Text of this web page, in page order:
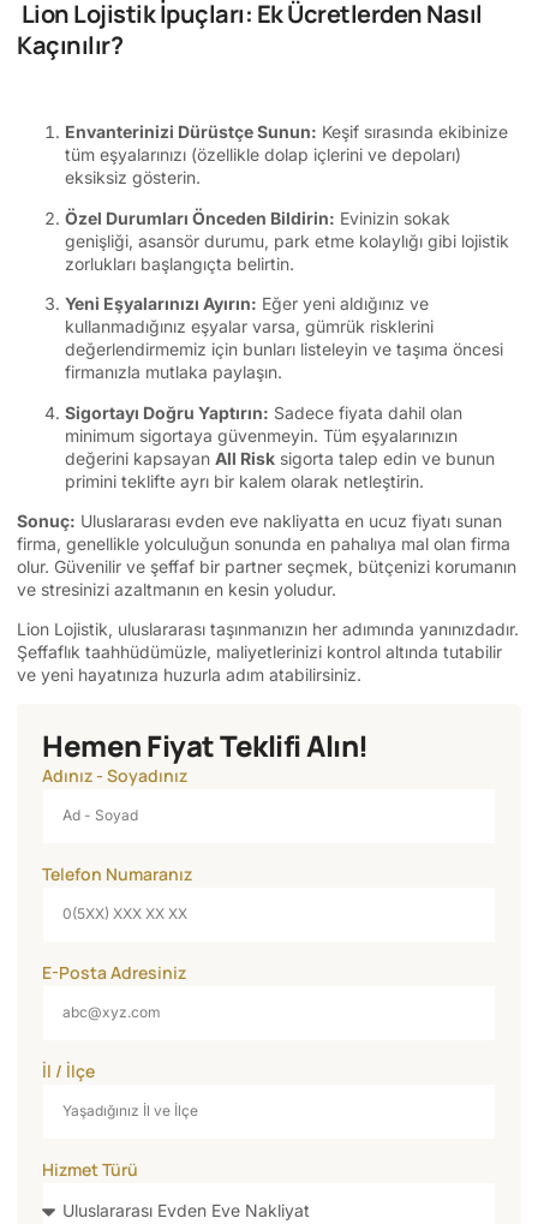
Lion Lojistik İpuçları: Ek Ücretlerden Nasıl
Kaçınılır?
Envanterinizi Dürüstçe Sunun: Keşif sırasında ekibinize
tüm eşyalarınızı (özellikle dolap içlerini ve depoları)
eksiksiz gösterin.
Özel Durumları Önceden Bildirin: Evinizin sokak
genişliği, asansör durumu, park etme kolaylığı gibi lojistik
zorlukları başlangıçta belirtin.
Yeni Eşyalarınızı Ayırın: Eğer yeni aldığınız ve
kullanmadığınız eşyalar varsa, gümrük risklerini
değerlendirmemiz için bunları listeleyin ve taşıma öncesi
firmanızla mutlaka paylaşın.
Sigortayı Doğru Yaptırın: Sadece fiyata dahil olan
minimum sigortaya güvenmeyin. Tüm eşyalarınızın
değerini kapsayan All Risk sigorta talep edin ve bunun
primini teklifte ayrı bir kalem olarak netleştirin.
Sonuç: Uluslararası evden eve nakliyatta en ucuz fiyatı sunan
firma, genellikle yolculuğun sonunda en pahalıya mal olan firma
olur. Güvenilir ve şeffaf bir partner seçmek, bütçenizi korumanın
ve stresinizi azaltmanın en kesin yoludur.
Lion Lojistik, uluslararası taşınmanızın her adımında yanınızdadır.
Şeffaflık taahhüdümüzle, maliyetlerinizi kontrol altında tutabilir
ve yeni hayatınıza huzurla adım atabilirsiniz.
Hemen Fiyat Teklifi Alın!
Adınız - Soyadınız
Telefon Numaranız
E-Posta Adresiniz
İl / İlçe
Hizmet Türü